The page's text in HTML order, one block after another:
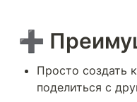
➕
Просто создать
поделиться с